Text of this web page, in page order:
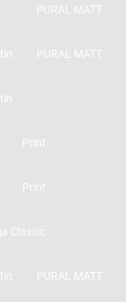
PURAL MATT
PURAL MATT
Print
Print
Classic
PURAL MATT